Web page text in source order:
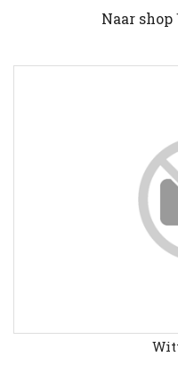
Naar shop